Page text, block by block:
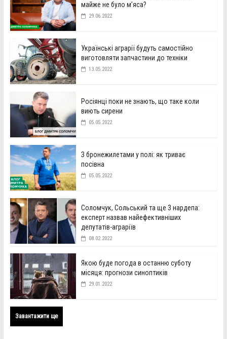
майже не було м’яса?
29.06.2022
Українські аграрії будуть самостійно
виготовляти запчастини до техніки
13.05.2022
Росіянці поки не знають, що таке коли
виють сирени
05.05.2022
З бронежилетами у полі: як триває
посівна
05.05.2022
Соломчук, Сольський та ще 3 нардепа:
експерт назвав найефективніших
депутатів-аграріїв
08.02.2022
Якою буде погода в останню суботу
місяця: прогнози синоптиків
29.01.2022
Завантажити ще